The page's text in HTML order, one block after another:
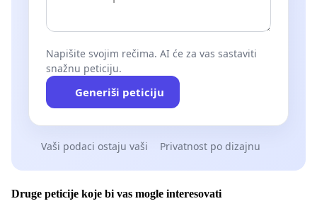
Napišite svojim rečima. AI će za vas sastaviti
snažnu peticiju.
Generiši peticiju
Vaši podaci ostaju vaši Privatnost po dizajnu
Druge peticije koje bi vas mogle interesovati